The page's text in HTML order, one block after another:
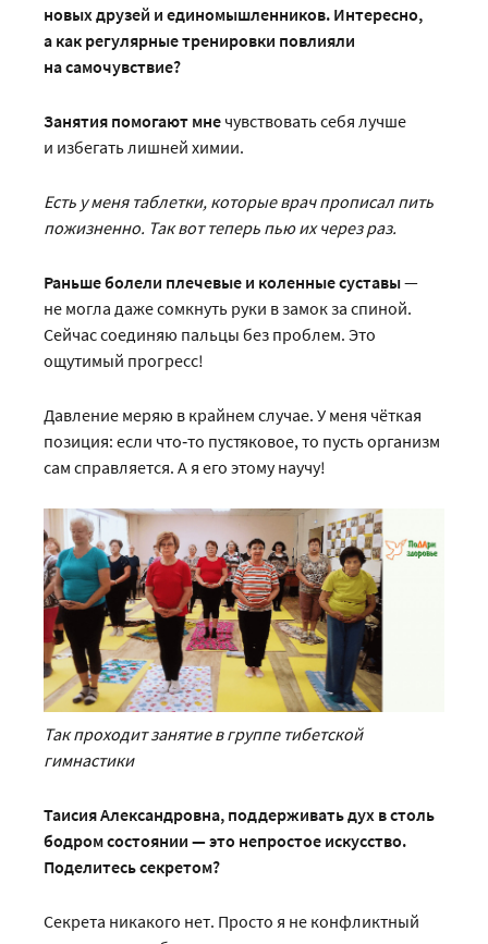
новых друзей и единомышленников. Интересно,
а как регулярные тренировки повлияли
на самочувствие?
Занятия помогают мне чувствовать себя лучше
и избегать лишней химии.
Есть у меня таблетки, которые врач прописал пить
пожизненно. Так вот теперь пью их через раз.
Раньше болели плечевые и коленные суставы—
не могла даже сомкнуть руки в замок за спиной.
Сейчас соединяю пальцы без проблем. Это
ощутимый прогресс!
Давление меряю в крайнем случае. У меня чёткая
позиция: если что‑то пустяковое, то пусть организм
сам справляется. А я его этому научу!
Так проходит занятие в группе тибетской
гимнастики
Таисия Александровна, поддерживать дух в столь
бодром состоянии — это непростое искусство.
Поделитесь секретом?
Секрета никакого нет. Просто я не конфликтный